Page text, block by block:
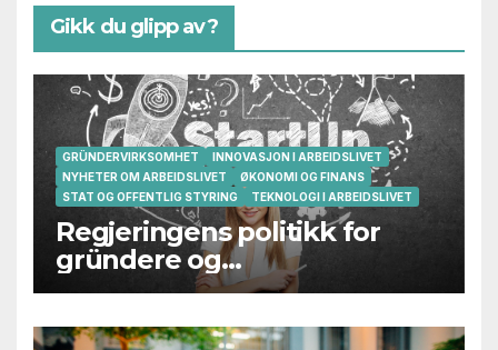
Gikk du glipp av?
GRÜNDERVIRKSOMHET
INNOVASJON I ARBEIDSLIVET
NYHETER OM ARBEIDSLIVET
ØKONOMI OG FINANS
STAT OG OFFENTLIG STYRING
TEKNOLOGI I ARBEIDSLIVET
Regjeringens politikk for
gründere og
oppstartsbedrifter svikter